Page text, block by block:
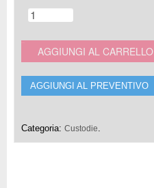
AGGIUNGI AL CARRELLO
AGGIUNGI AL PREVENTIVO
Categoria: Custodie.